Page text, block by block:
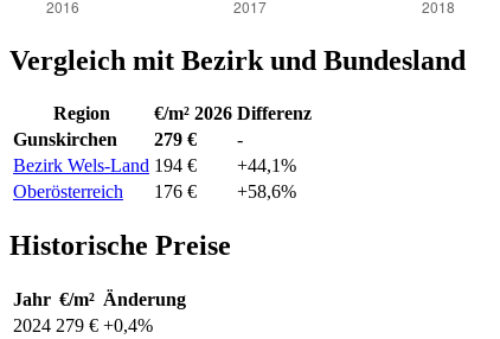
Vergleich mit Bezirk und Bundesland
Region €/m² 2026 Differenz
Gunskirchen
279 €
-
Bezirk Wels-Land 194 €
+44,1%
Oberösterreich
176 € +58,6%
Historische Preise
Jahr €/m² Änderung
2024 279 € +0,4%